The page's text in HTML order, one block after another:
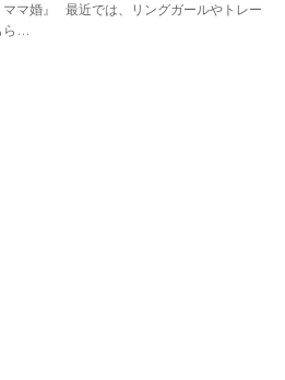
マ婚』 最近では、リングガールやトレー
ら…